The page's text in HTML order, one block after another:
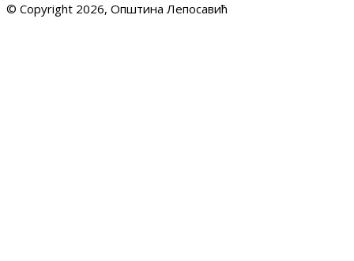
© Copyright 2026, Општина Лепосавић